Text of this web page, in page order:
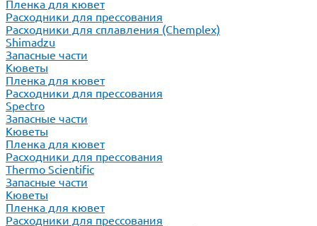
Пленка для кювет
Расходники для прессования
Расходники для сплавления (Chemplex)
Shimadzu
Запасные части
Кюветы
Пленка для кювет
Расходники для прессования
Spectro
Запасные части
Кюветы
Пленка для кювет
Расходники для прессования
Thermo Scientific
Запасные части
Кюветы
Пленка для кювет
Расходники для прессования